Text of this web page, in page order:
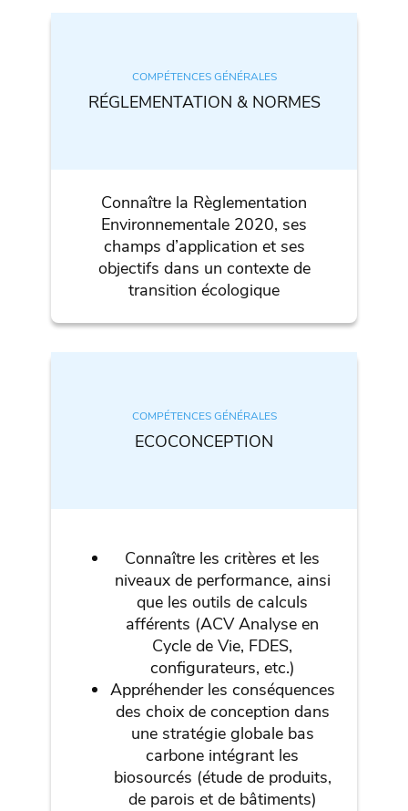
COMPÉTENCES GÉNÉRALES
RÉGLEMENTATION & NORMES
Connaître la Règlementation
Environnementale 2020, ses
champs d’application et ses
objectifs dans un contexte de
transition écologique
COMPÉTENCES GÉNÉRALES
ECOCONCEPTION
Connaître les critères et les
niveaux de performance, ainsi
que les outils de calculs
afférents (ACV Analyse en
Cycle de Vie, FDES,
configurateurs, etc.)
Appréhender les conséquences
des choix de conception dans
une stratégie globale bas
carbone intégrant les
biosourcés (étude de produits,
de parois et de bâtiments)